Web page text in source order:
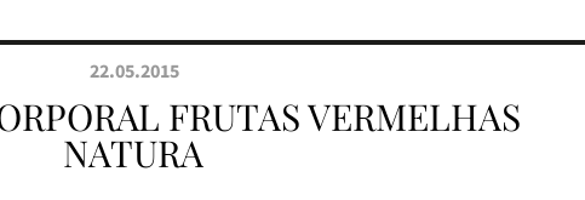
22.05.2015
FRUTAS VERMELHAS
NATURA